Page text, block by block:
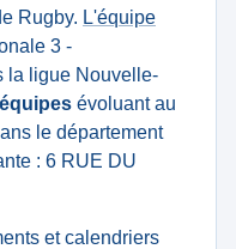
Rugby. L'équipe
3 -
la ligue Nouvelle-
évoluant au
le département
: 6 RUE DU
et calendriers